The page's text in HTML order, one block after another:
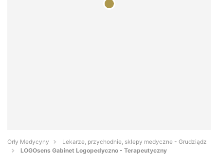
Orły Medycyny
Lekarze, przychodnie, sklepy medyczne - Grudziądz
LOGOsens Gabinet Logopedyczno - Terapeutyczny